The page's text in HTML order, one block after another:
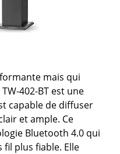
mais qui
TW-402-BT est une
capable de diffuser
et ample. Ce
Bluetooth 4.0 qui
plus fiable. Elle